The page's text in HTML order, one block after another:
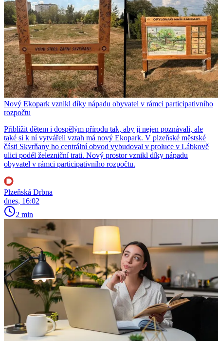
Nový Ekopark vznikl díky nápadu obyvatel v rámci participativního
rozpočtu
Přiblížit dětem i dospělým přírodu tak, aby ji nejen poznávali, ale
také si k ní vytvářeli vztah má nový Ekopark. V plzeňské městské
části Skvrňany ho centrální obvod vybudoval v proluce v Lábkově
ulici podél železniční trati. Nový prostor vznikl díky nápadu
obyvatel v rámci participativního rozpočtu.
Plzeňská Drbna
dnes, 16:02
2 min